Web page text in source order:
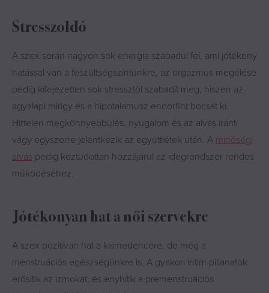
Stresszoldó
A szex során nagyon sok energia szabadul fel, ami jótékony
hatással van a feszültségszintünkre, az orgazmus megélése
pedig kifejezetten sok stressztől szabadít meg, hiszen az
agyalapi mirigy és a hipotalamusz endorfint bocsát ki.
Hirtelen megkönnyebbülés, nyugalom és az alvás iránti
vágy egyszerre jelentkezik az együttlétek után. A minőségi
alvás pedig köztudottan hozzájárul az idegrendszer rendes
működéséhez.
Jótékonyan hat a női szervekre
A szex pozitívan hat a kismedencére, de még a
menstruációs egészségünkre is. A gyakori intim pillanatok
erősítik az izmokat, és enyhítik a premenstruációs